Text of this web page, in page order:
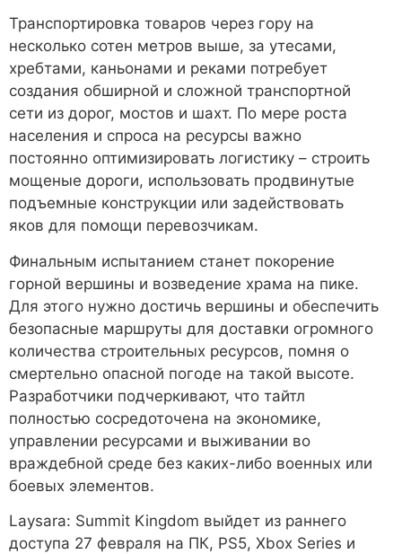
Транспортировка товаров через гору на
несколько сотен метров выше, за утесами,
хребтами, каньонами и реками потребует
создания обширной и сложной транспортной
сети из дорог, мостов и шахт. По мере роста
населения и спроса на ресурсы важно
постоянно оптимизировать логистику – строить
мощеные дороги, использовать продвинутые
подъемные конструкции или задействовать
яков для помощи перевозчикам.
Финальным испытанием станет покорение
горной вершины и возведение храма на пике.
Для этого нужно достичь вершины и обеспечить
безопасные маршруты для доставки огромного
количества строительных ресурсов, помня о
смертельно опасной погоде на такой высоте.
Разработчики подчеркивают, что тайтл
полностью сосредоточена на экономике,
управлении ресурсами и выживании во
враждебной среде без каких-либо военных или
боевых элементов.
Laysara: Summit Kingdom выйдет из раннего
доступа 27 февраля на ПК, PS5, Xbox Series и